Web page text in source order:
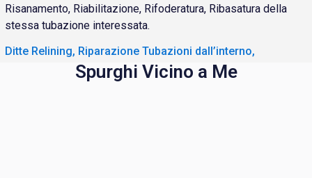
Risanamento, Riabilitazione, Rifoderatura, Ribasatura della
stessa tubazione interessata.
Ditte Relining, Riparazione Tubazioni dall’interno,
Spurghi Vicino a Me